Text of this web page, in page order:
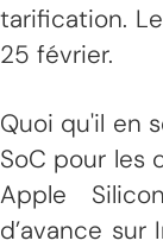
tarification.
25 février.
Quoi qu'il en
SoC pour les
Apple
d’avance